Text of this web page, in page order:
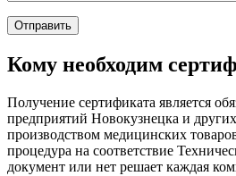
Кому необходим
Получение сертификата является
предприятий Новокузнецка и
производством медицинских
процедура на соответствие
документ или нет решает каждая